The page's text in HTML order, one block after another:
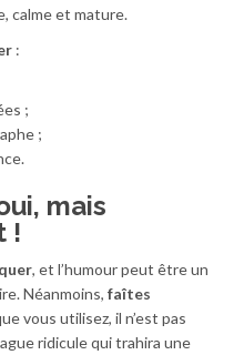
calme et mature.
:
;
;
mais
!
, et l’humour peut être un
Néanmoins, faîtes
vous utilisez, il n’est pas
ridicule qui trahira une